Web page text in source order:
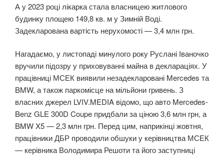
А у 2023 році лікарка стала власницею житлового
будинку площею 149,8 кв. м у Зимній Воді.
Задекларована вартість нерухомості — 3,4 млн грн.
Нагадаємо, у листопаді минулого року Руслані Іваночко
вручили підозру у приховуванні майна в деклараціях. У
працівниці МСЕК виявили незадекларовані Mercedes та
BMW, а також паркомісце на мільйони гривень. З
власних джерел LVIV.MEDIA відомо, що авто Mercedes-
Benz GLE 300D Coupe придбали за ціною 3,6 млн грн, а
BMW X5 — 2,3 млн грн. Перед цим, наприкінці жовтня,
працівники ДБР проводили обшуки у керівництва МСЕК
— керівника Володимира Решоти та його заступниці